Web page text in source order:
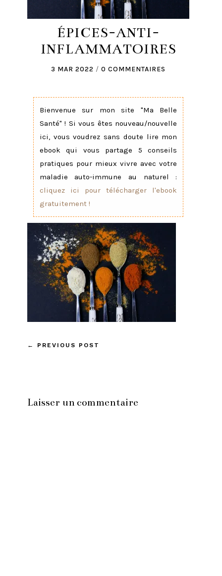
ÉPICES-ANTI-
INFLAMMATOIRES
3 MAR 2022 /0 COMMENTAIRES
Bienvenue sur mon site "Ma Belle
Santé" ! Si vous êtes nouveau/nouvelle
ici, vous voudrez sans doute lire mon
ebook qui vous partage 5 conseils
pratiques pour mieux vivre avec votre
maladie auto-immune au naturel :
cliquez ici pour télécharger l'ebook
gratuitement !
← PREVIOUS POST
Laisser un commentaire